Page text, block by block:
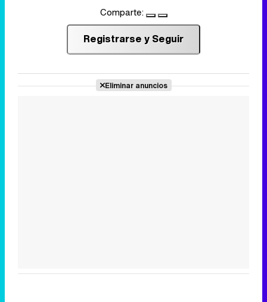
Comparte:
Registrarse y Seguir
Eliminar anuncios